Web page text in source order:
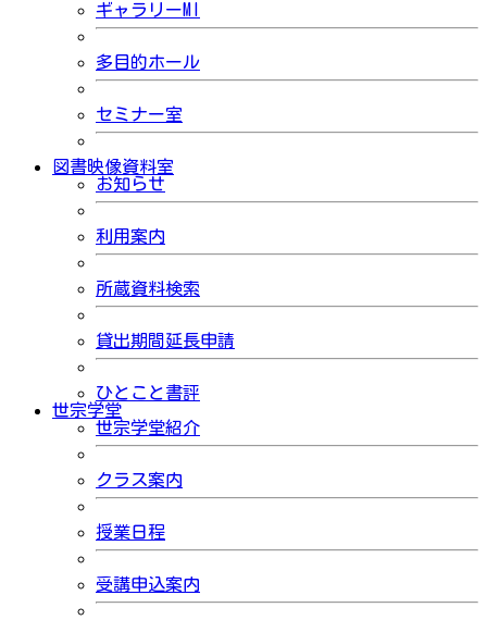
ギャラリーMI
多目的ホール
セミナー室
図書映像資料室
お知らせ
利用案内
所蔵資料検索
貸出期間延長申請
ひとこと書評
世宗学堂
世宗学堂紹介
クラス案内
授業日程
受講申込案内